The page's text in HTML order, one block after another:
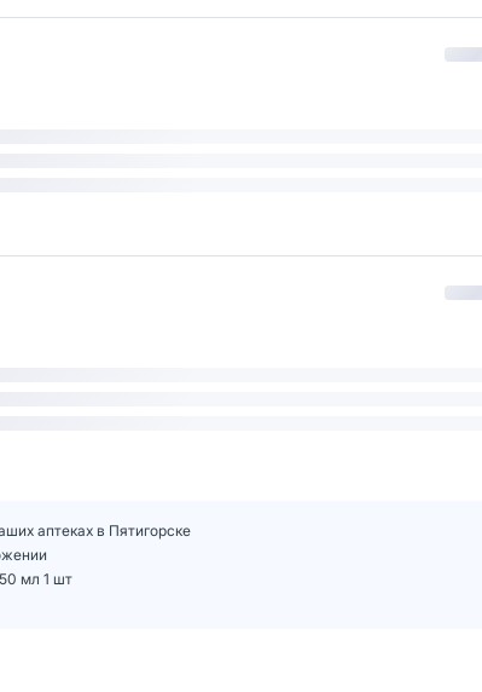
аптеках в Пятигорске
мл 1 шт